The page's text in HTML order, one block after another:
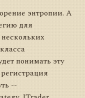
энтропии. А
для
понимать эту
--